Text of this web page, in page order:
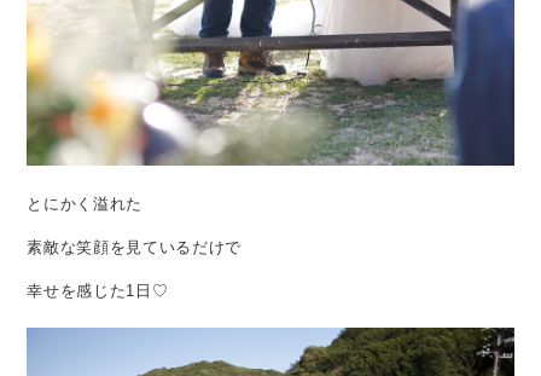
とにかく溢れた
素敵な笑顔を見ているだけで
幸せを感じた1日♡